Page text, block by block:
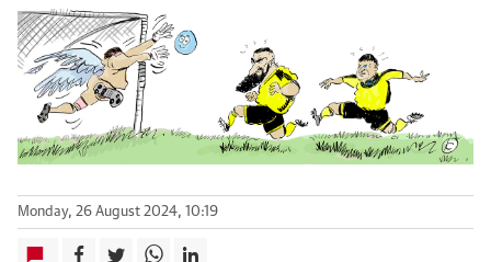
Monday, 26 August 2024, 10:19